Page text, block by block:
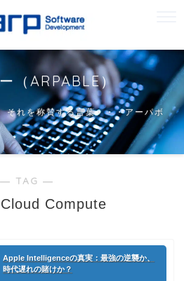
（ARPABLE）
それを称賛する言葉・・・アーパボ
ー
― TAG ―
Compute
Apple Intelligenceの真実：最強の逆襲か、
時代遅れの賭けか？